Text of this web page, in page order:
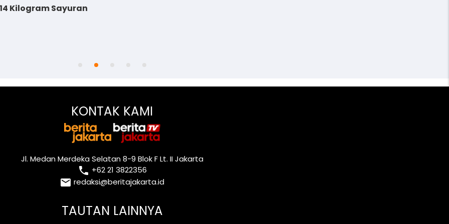
Kilogram Sayuran
KONTAK KAMI
Jl. Medan Merdeka Selatan 8-9 Blok F Lt. II Jakarta
local_phone +62 21 3822356
email redaksi@beritajakarta.id
TAUTAN LAINNYA